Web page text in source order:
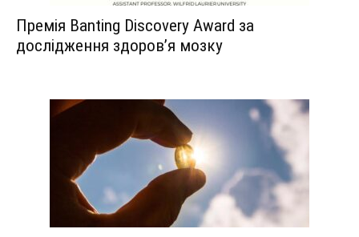
Премія Banting Discovery Award за
дослідження здоров’я мозку